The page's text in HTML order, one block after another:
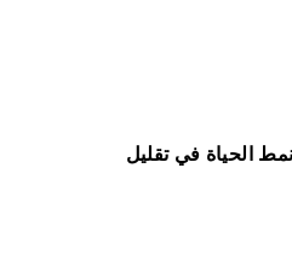
نمط الحياة في تقليل